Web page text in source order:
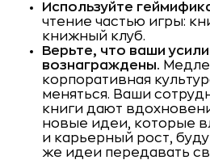
Используйте
чтение частью игры:
книжный клуб.
Верьте, что ваши
вознаграждены.
корпоративная
меняться. Ваши
книги дают
новые идеи, которые
и карьерный рост,
же идеи передавать